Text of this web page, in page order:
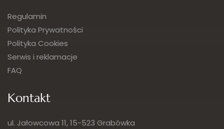
Regulamin
Polityka Prywatności
Polityka Cookies
Serwis i reklamacje
FAQ
Kontakt
ul. Jałowcowa 11, 15-523 Grabówka